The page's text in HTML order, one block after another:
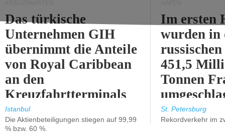
Das türkische
Unternehmen GIH
übernimmt die Anteile
von Royal Caribbean
an den
Kreuzfahrtterminals
in Kusadasi und
Lissabon.
Istanbul
Die Aktienbeteiligungen stiegen auf 99,99
% bzw. 60 %.
Im ersten
wurden in
451,5
Tonnen
%).
St. Petersburg
Rekordverkehr im